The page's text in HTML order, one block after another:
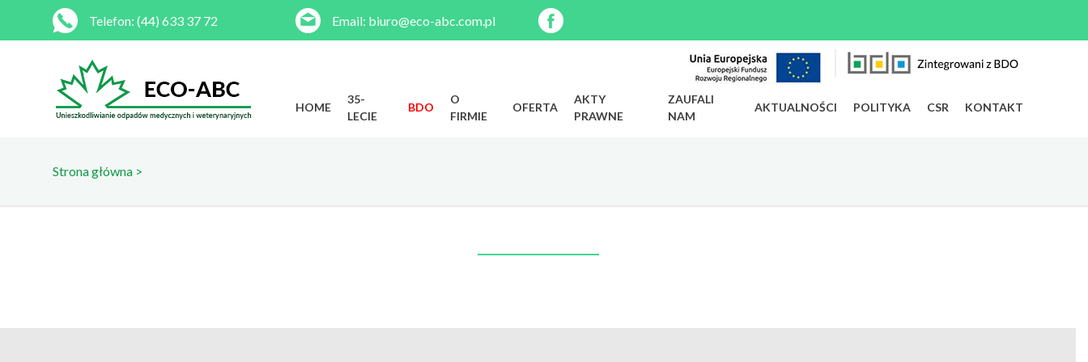
Telefon: (44) 633 37 72 Email: biuro@eco-abc.com.pl
HOME
35-
LECIE
BDO
O
FIRMIE
OFERTA
AKTY
PRAWNE
ZAUFALI
NAM
AKTUALNOŚCI POLITYKA CSR KONTAKT
Strona główna>